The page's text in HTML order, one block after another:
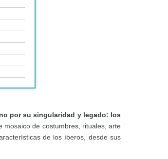
por su singularidad y legado: los
mosaico de costumbres, rituales, arte
de los íberos, desde sus